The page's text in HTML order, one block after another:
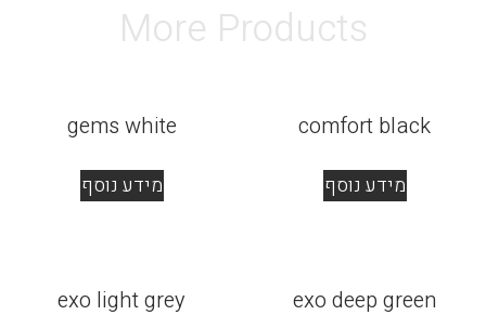
More Products
comfort black
מידע נוסף
gems white
מידע נוסף
exo deep green
exo light grey